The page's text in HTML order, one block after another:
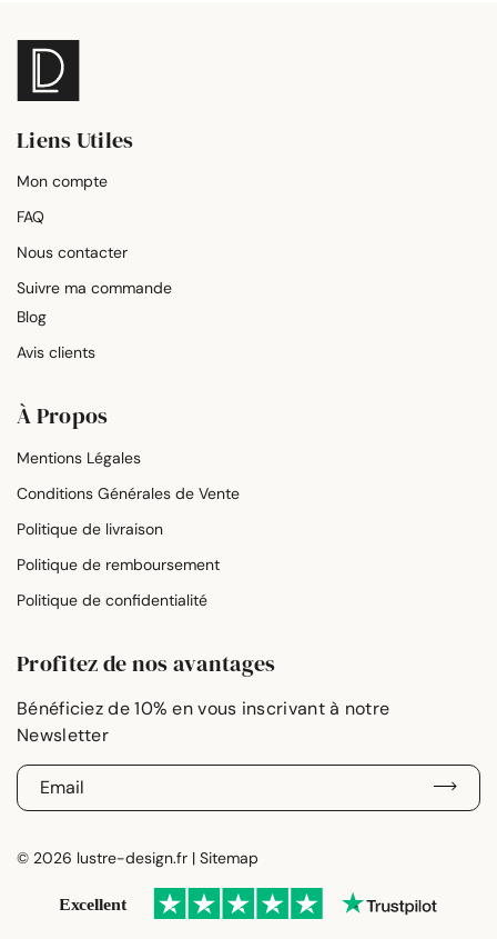
Liens Utiles
Mon compte
FAQ
Nous contacter
Suivre ma commande
Blog
Avis clients
À Propos
Mentions Légales
Conditions Générales de Vente
Politique de livraison
Politique de remboursement
Politique de confidentialité
Profitez de nos avantages
E
-
a
© 2026 lustre-design.fr | Sitemap